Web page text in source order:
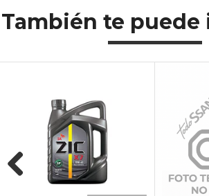
También te puede